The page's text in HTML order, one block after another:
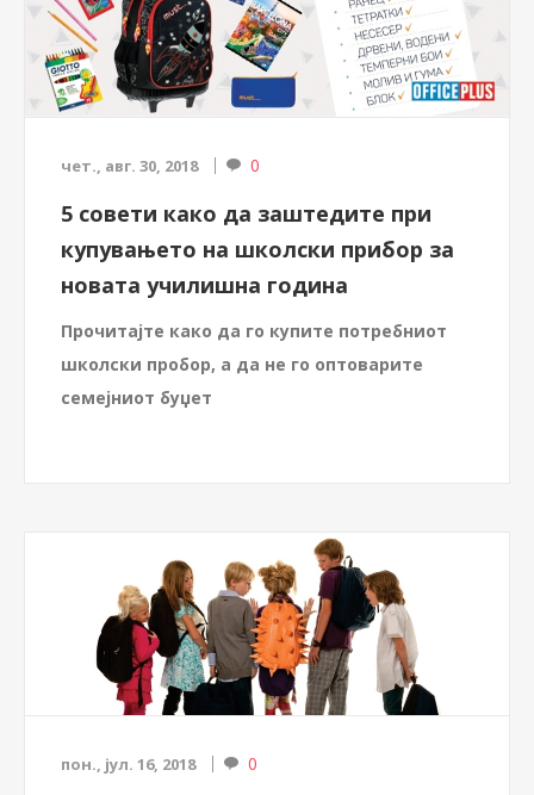
чет., авг. 30, 2018 0
5 совети како да заштедите при
купувањето на школски прибор за
новата училишна година
Прочитајте како да го купите потребниот
школски пробор, а да не го оптоварите
семејниот буџет
пон., јул. 16, 2018 0